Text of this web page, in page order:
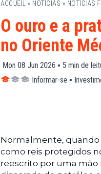
ACCUEIL » NOTÍCIAS » NOTÍCIAS
O ouro e a
no Oriente
Mon 08 Jun 2026 ▪ 5 min de
Informar-se ▪
Normalmente, quando
como reis protegidos
reescrito por uma mão